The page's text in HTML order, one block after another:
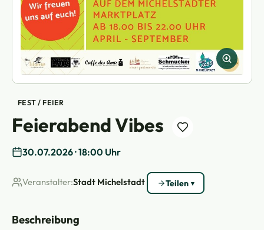
FEST / FEIER
Feierabend Vibes
30.07.2026 · 18:00 Uhr
Veranstalter:Stadt Michelstadt Teilen
Beschreibung